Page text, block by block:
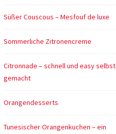
Süßer Couscous – Mesfouf de luxe
Sommerliche Zitronencreme
Citronnade – schnell und easy selbst
gemacht
Orangendesserts
Tunesischer Orangenkuchen – ein